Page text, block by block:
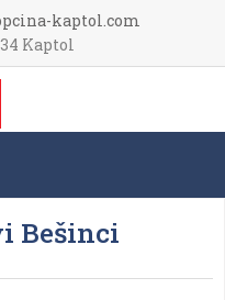
kaptol.com
Kaptol
Bešinci